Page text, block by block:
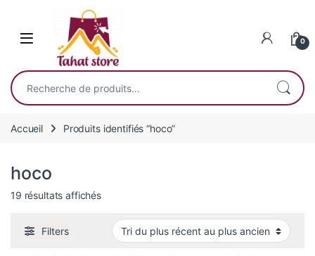
0
Recherche pour :
Accueil Produits identifiés “hoco”
hoco
19 résultats affichésTrié du plus récent au plus ancien
Filters